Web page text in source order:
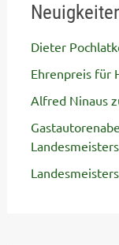
Dieter
Ehrenpreis für
Alfred Ninaus